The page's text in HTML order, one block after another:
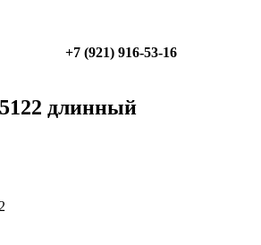
+7 (921) 916-53-16
длинный